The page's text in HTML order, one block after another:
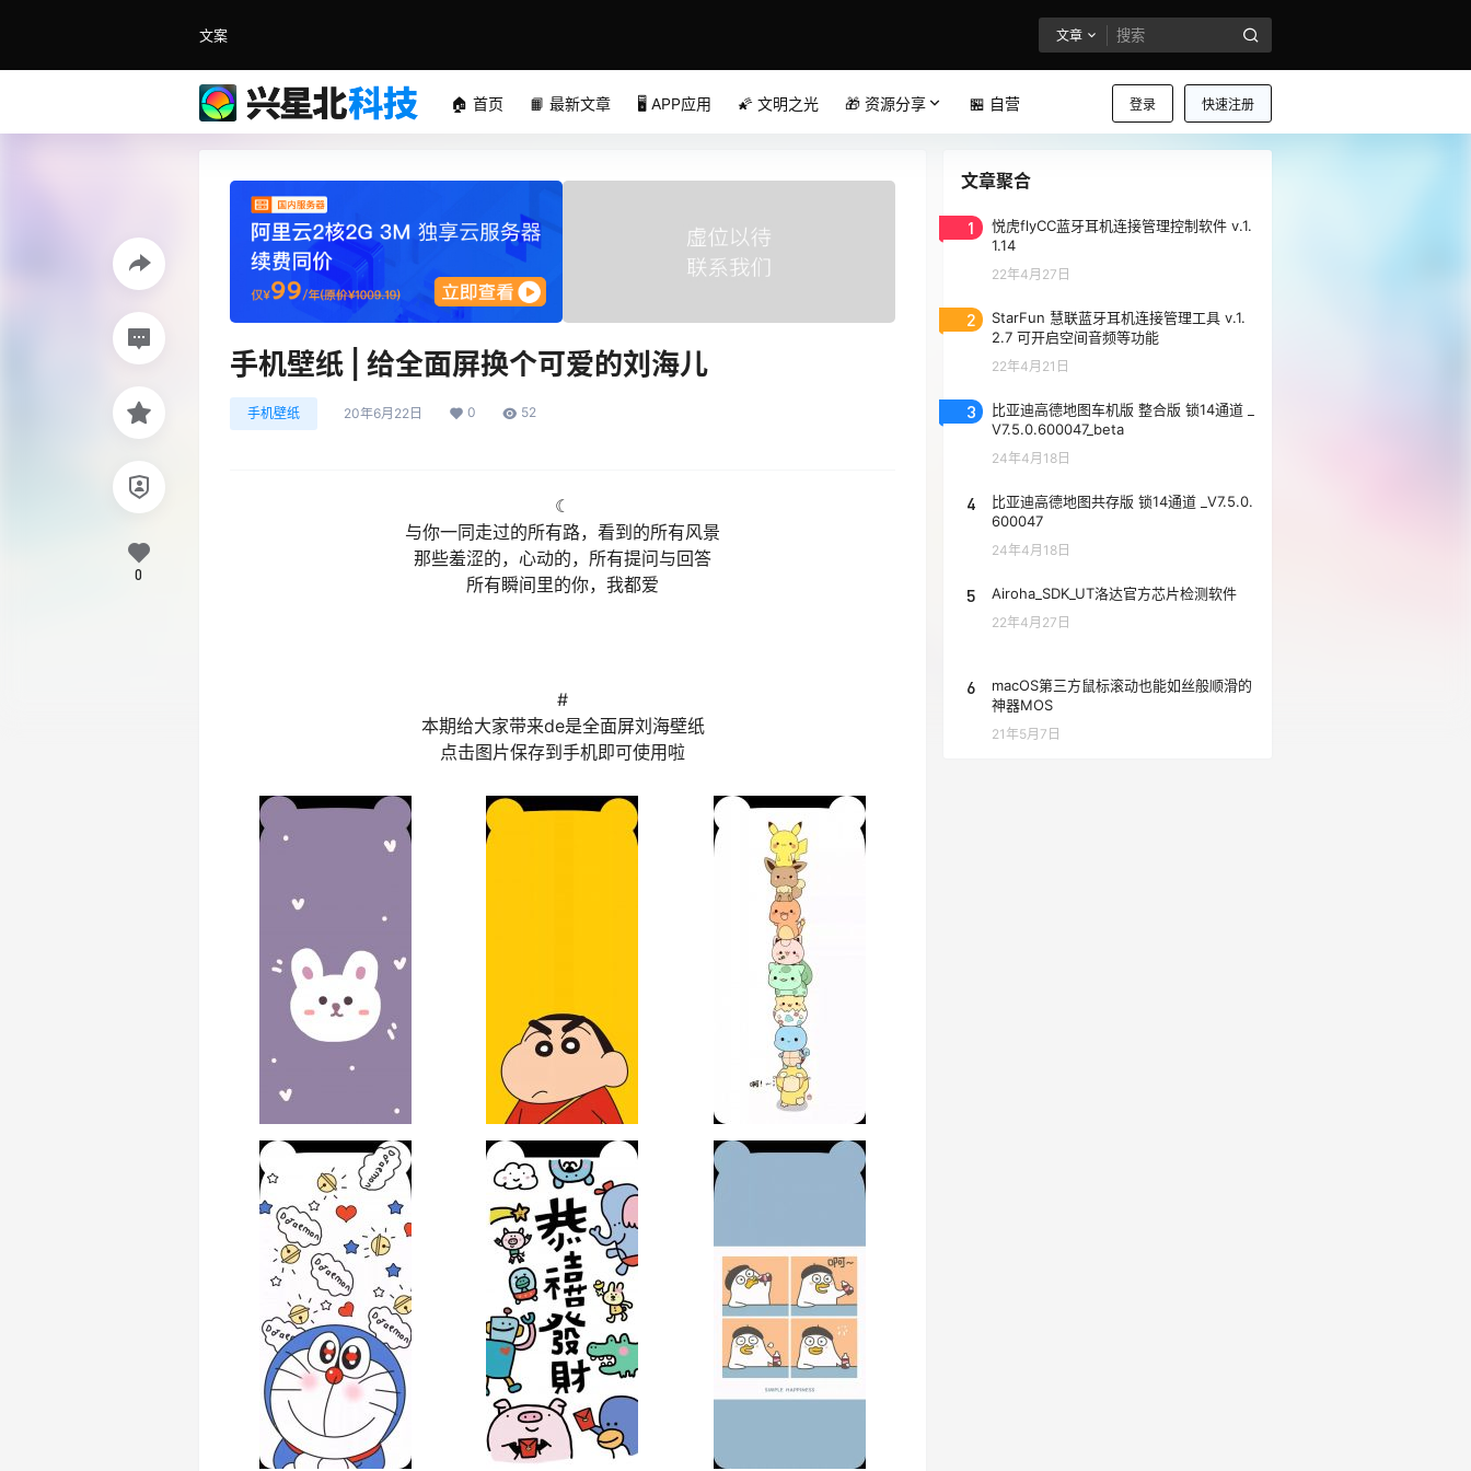
文案 文章
登录 快速注册
🏠 首页 📙 最新文章 🖥️ APP应用 🌠 文明之光 🎁 资源分享 🏪 自营
手机壁纸 | 给全面屏换个可爱的刘海儿
手机壁纸 20年6月22日 0 52
☾
与你一同走过的所有路，看到的所有风景
那些羞涩的，心动的，所有提问与回答
所有瞬间里的你，我都爱
#
本期给大家带来de是全面屏刘海壁纸
点击图片保存到手机即可使用啦
0
文章聚合
1
悦虎flyCC蓝牙耳机连接管理控制软件 v.1.
1.14
22年4月27日
2
StarFun 慧联蓝牙耳机连接管理工具 v.1.
2.7 可开启空间音频等功能
22年4月21日
3
比亚迪高德地图车机版 整合版 锁14通道 _
V7.5.0.600047_beta
24年4月18日
4
比亚迪高德地图共存版 锁14通道 _V7.5.0.
600047
24年4月18日
5 Airoha_SDK_UT洛达官方芯片检测软件
22年4月27日
6
macOS第三方鼠标滚动也能如丝般顺滑的
神器MOS
21年5月7日